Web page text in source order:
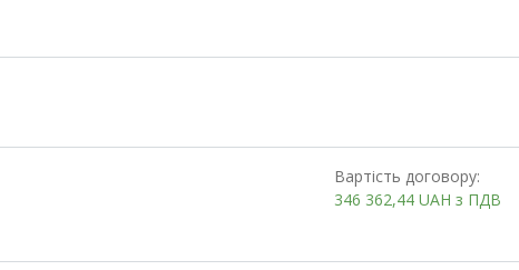
Вартість договору:
346 362,44 UAH з ПДВ